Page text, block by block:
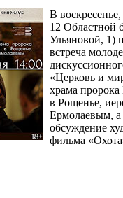
В
12 Областной
Ульяновой, 1)
встреча
«Церковь и
храма
в Рощенье,
Ермолаевым, а
обсуждение
фильма